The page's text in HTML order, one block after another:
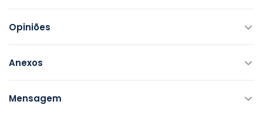
Opiniões
Anexos
Mensagem